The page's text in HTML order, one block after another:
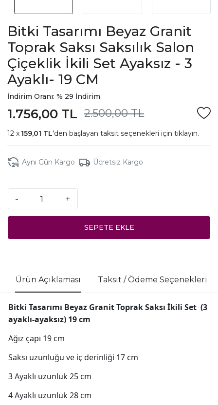
Bitki Tasarımı Beyaz Granit
Toprak Saksı Saksılık Salon
Çiçeklik İkili Set Ayaksız - 3
Ayaklı- 19 CM
İndirim Oranı: % 29 İndirim
2.500,00 TL
1.756,00 TL
159,01 TL'den başlayan taksit seçenekleri için tıklayın.
Aynı Gün Kargo Ücretsiz Kargo
- +
SEPETE EKLE
Ürün Açıklaması Taksit / Ödeme Seçenekleri
Bitki Tasarımı Beyaz Granit Toprak Saksı İkili Set (3
ayaklı-ayaksız) 19 cm
Ağız çapı 19 cm
Saksı uzunluğu ve iç derinliği 17 cm
3 Ayaklı uzunluk 25 cm
4 Ayaklı uzunluk 28 cm